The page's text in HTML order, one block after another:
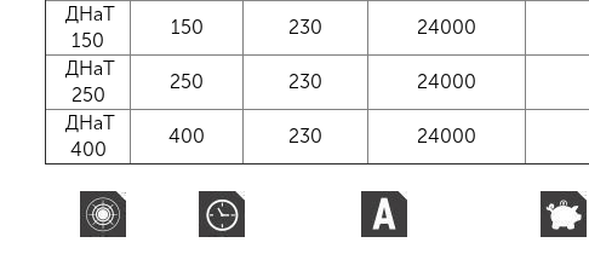
ДНаТ
150
150 230
24000
ДНаТ
250
250 230
24000
ДНаТ
400
400 230 24000